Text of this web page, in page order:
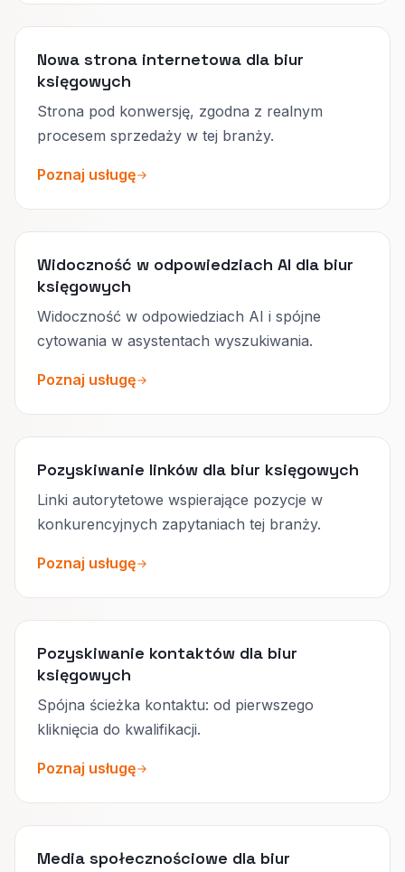
Nowa strona internetowa dla biur
księgowych
Strona pod konwersję, zgodna z realnym
procesem sprzedaży w tej branży.
Poznaj usługę
Widoczność w odpowiedziach AI dla biur
księgowych
Widoczność w odpowiedziach AI i spójne
cytowania w asystentach wyszukiwania.
Poznaj usługę
Pozyskiwanie linków dla biur księgowych
Linki autorytetowe wspierające pozycje w
konkurencyjnych zapytaniach tej branży.
Poznaj usługę
Pozyskiwanie kontaktów dla biur
księgowych
Spójna ścieżka kontaktu: od pierwszego
kliknięcia do kwalifikacji.
Poznaj usługę
Media społecznościowe dla biur